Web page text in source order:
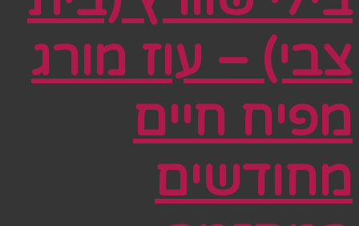
צבי) – עוז מורג
מפיח חיים
מחודשים